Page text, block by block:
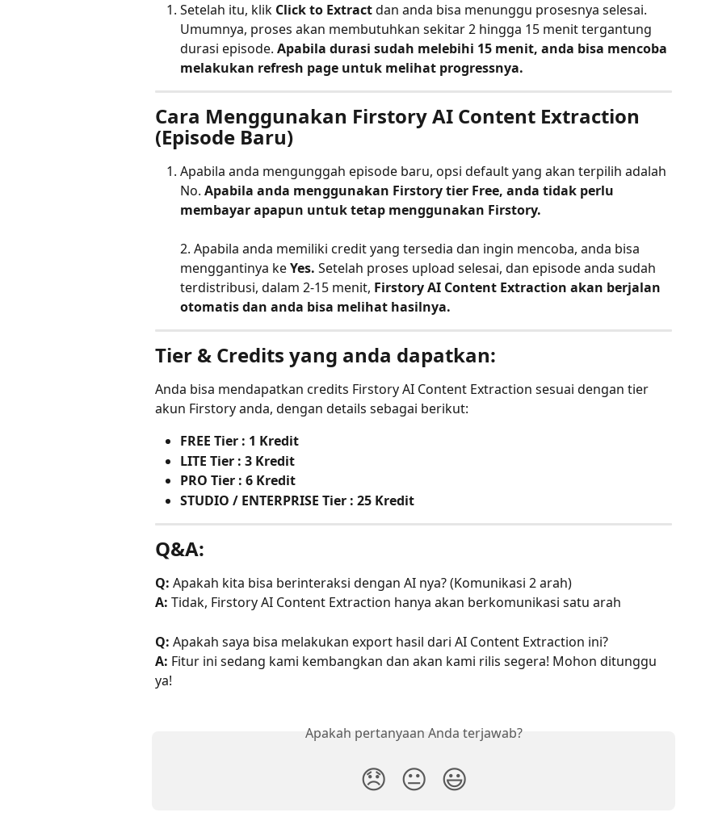
Setelah itu, klik Click to Extract dan anda bisa menunggu prosesnya selesai.
Umumnya, proses akan membutuhkan sekitar 2 hingga 15 menit tergantung
durasi episode. Apabila durasi sudah melebihi 15 menit, anda bisa mencoba
melakukan refresh page untuk melihat progressnya.
Cara Menggunakan Firstory AI Content Extraction
(Episode Baru)
Apabila anda mengunggah episode baru, opsi default yang akan terpilih adalah
No. Apabila anda menggunakan Firstorytier Free, anda tidak perlu
membayar apapun untuk tetap menggunakan Firstory.
2. Apabila anda memiliki credit yang tersedia dan ingin mencoba, anda bisa
menggantinya ke Yes. Setelah proses upload selesai, dan episode anda sudah
terdistribusi, dalam 2-15 menit, Firstory AI Content Extraction akan berjalan
otomatis dan anda bisa melihat hasilnya.
Tier & Credits yang anda dapatkan:
Anda bisa mendapatkan credits Firstory AI Content Extraction sesuai dengan tier
akun Firstory anda, dengan details sebagai berikut:
FREE Tier : 1 Kredit
LITE Tier : 3 Kredit
PRO Tier : 6 Kredit
STUDIO / ENTERPRISE Tier : 25 Kredit
Q&A:
Q: Apakah kita bisa berinteraksi dengan AI nya? (Komunikasi 2 arah)
A: Tidak, Firstory AI Content Extraction hanya akan berkomunikasi satu arah
Q: Apakah saya bisa melakukan export hasil dari AI Content Extraction ini?
A: Fitur ini sedang kami kembangkan dan akan kami rilis segera! Mohon ditunggu
ya!
Apakah pertanyaan Anda terjawab?
😞 😐 😃